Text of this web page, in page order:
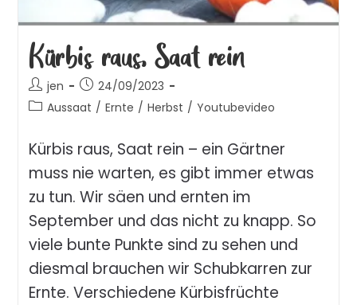
Kürbis raus, Saat rein
jen
24/09/2023
Aussaat / Ernte / Herbst / Youtubevideo
Kürbis raus, Saat rein – ein Gärtner
muss nie warten, es gibt immer etwas
zu tun. Wir säen und ernten im
September und das nicht zu knapp. So
viele bunte Punkte sind zu sehen und
diesmal brauchen wir Schubkarren zur
Ernte. Verschiedene Kürbisfrüchte